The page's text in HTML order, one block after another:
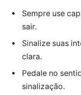
Sempre use
sair.
Sinalize suas
clara.
Pedale no
sinalização.